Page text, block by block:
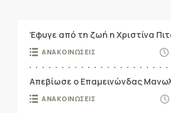
Έφυγε από τη ζωή η Χριστίνα
ΑΝΑΚΟΙΝΩΣΕΙΣ
Απεβίωσε ο Επαμεινώνδας
ΑΝΑΚΟΙΝΩΣΕΙΣ